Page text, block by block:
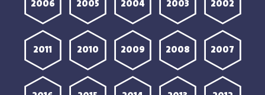
2002
2003
2004
2005
2006
2007
2008
2009
2010
2011